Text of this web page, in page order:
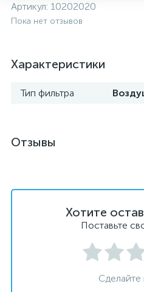
Артикул: 10202020
Пока нет отзывов
Характеристики
Тип фильтра
Отзывы
Хотите
Поставьте
Сделайте